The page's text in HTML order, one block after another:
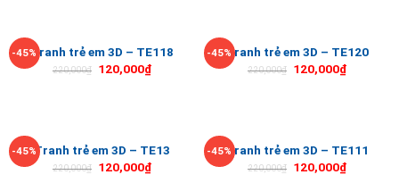
-45%Tranh trẻ em 3D – TE118
220,000₫ 120,000₫
-45%Tranh trẻ em 3D – TE120
220,000₫ 120,000₫
-45%Tranh trẻ em 3D – TE13
220,000₫ 120,000₫
-45%Tranh trẻ em 3D – TE111
220,000₫ 120,000₫